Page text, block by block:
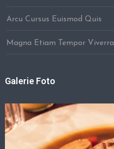
Arcu Cursus Euismod Quis
Magna Etiam Tempor Viverra
Galerie Foto